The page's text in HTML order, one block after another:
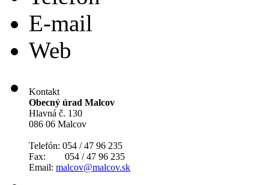
E-mail
Web
Kontakt
Obecný úrad Malcov
Hlavná č. 130
086 06 Malcov
Telefón: 054 / 47 96 235
Fax: 054 / 47 96 235
Email: malcov@malcov.sk